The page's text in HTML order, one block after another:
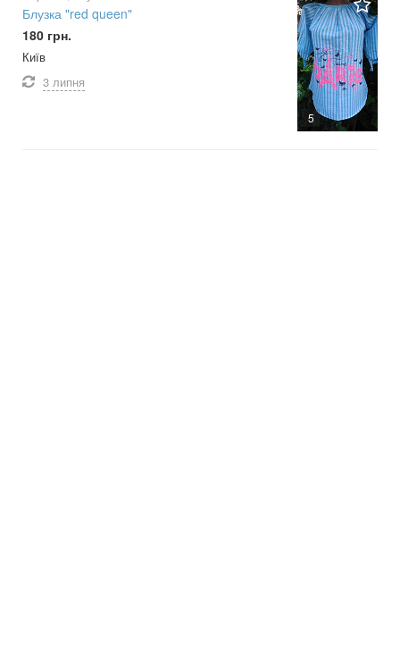
5
Блузка "red queen"
180 грн.
Київ
3 липня